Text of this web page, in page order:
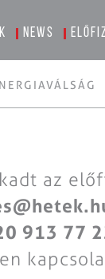
News
az
913 77